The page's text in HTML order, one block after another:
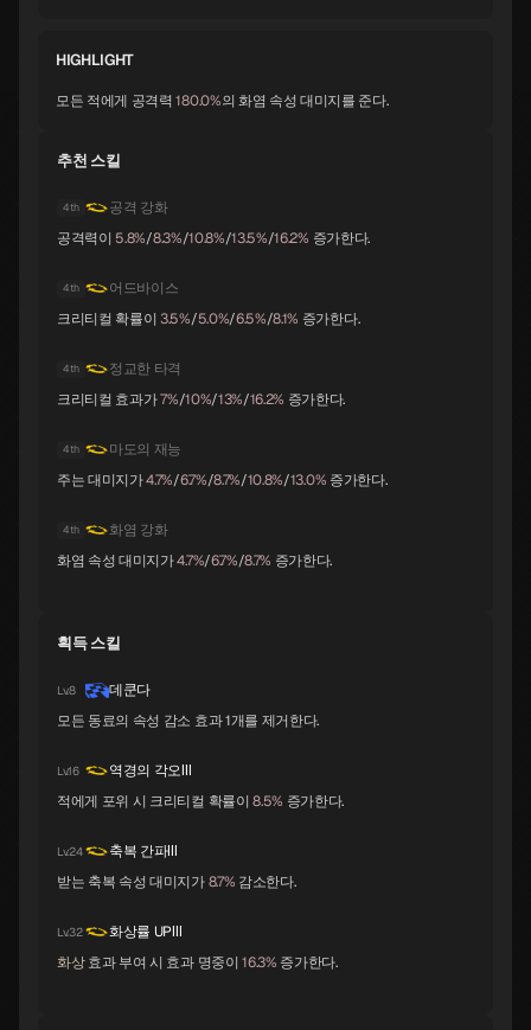
A A
A
오로바스
B
지크프리트
B
체르노보그
트럼페터
파르바티
B
사악한 프로스트
C
미트라스 티타니아
HIGHLIGHT
모든 적에게 공격력180.0%의 화염 속성 대미지를 준다.
추천 스킬
4th
공격 강화
공격력이 5.8%/8.3%/10.8%/13.5%/16.2% 증가한다.
4th
어드바이스
크리티컬 확률이3.5%/5.0%/6.5%/8.1% 증가한다.
4th
정교한 타격
크리티컬 효과가7%/10%/13%/16.2% 증가한다.
4th
마도의 재능
주는 대미지가4.7%/6.7%/8.7%/10.8%/13.0% 증가한다.
4th
화염 강화
화염 속성 대미지가4.7%/6.7%/8.7% 증가한다.
획득 스킬
Lv.8
데쿤다
모든 동료의 속성 감소 효과 1개를 제거한다.
Lv.16
역경의 각오Ⅲ
적에게 포위 시 크리티컬 확률이8.5% 증가한다.
Lv.24
축복 간파Ⅲ
받는 축복 속성 대미지가8.7% 감소한다.
Lv.32
화상률 UPⅢ
화상효과 부여 시 효과 명중이16.3% 증가한다.